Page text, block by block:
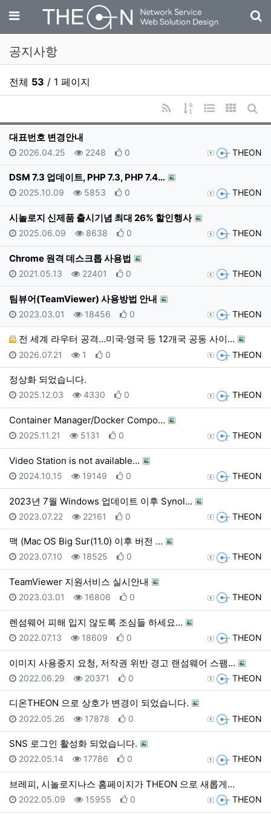
메뉴
공지사항
전체 53 / 1 페이지
RSS
게시물 정렬
웹진 스타일
갤러리게
대표번호 변경안내
등록자 THEON
등록일
2026.04.25 조회
2248 추천
0
DSM 7.3 업데이트, PHP 7.3, PHP 7.4…
등록자 THEON
등록일
2025.10.09 조회
5853 추천
0
시놀로지 신제품 출시기념 최대 26% 할인행사
등록자 THEON
등록일
2025.06.09 조회
8638 추천
0
Chrome 원격 데스크톱 사용법
등록자 THEON
등록일
2021.05.13 조회
22401 추천
0
팀뷰어(TeamViewer) 사용방법 안내
등록자 THEON
등록일
2023.03.01 조회
18456 추천
0
전 세계 라우터 공격…미국·영국 등 12개국 공동 사이…
등록자 THEON
등록일
2026.07.21 조회
1 추천
0
정상화 되었습니다.
등록자 THEON
등록일
2025.12.03 조회
4330 추천
0
Container Manager/Docker Compo…
등록자 THEON
등록일
2025.11.21 조회
5131 추천
0
Video Station is not available…
등록자 THEON
등록일
2024.10.15 조회
19149 추천
0
2023년 7월 Windows 업데이트 이후 Synol…
등록자 THEON
등록일
2023.07.22 조회
22161 추천
0
맥 (Mac OS Big Sur(11.0) 이후 버전 …
등록자 THEON
등록일
2023.07.10 조회
18525 추천
0
TeamViewer 지원서비스 실시안내
등록자 THEON
등록일
2023.03.01 조회
16806 추천
0
렌섬웨어 피해 입지 않도록 조심들 하세요…
등록자 THEON
등록일
2022.07.13 조회
18609 추천
0
이미지 사용중지 요청, 저작권 위반 경고 랜섬웨어 스팸…
등록자 THEON
등록일
2022.06.29 조회
20371 추천
0
디온THEON 으로 상호가 변경이 되었습니다.
등록자 THEON
등록일
2022.05.26 조회
17878 추천
0
SNS 로그인 활성화 되었습니다.
등록자 THEON
등록일
2022.05.14 조회
17786 추천
0
브레피, 시놀로지나스 홈페이지가 THEON 으로 새롭게…
등록자 THEON
등록일
2022.05.09 조회
15955 추천
0